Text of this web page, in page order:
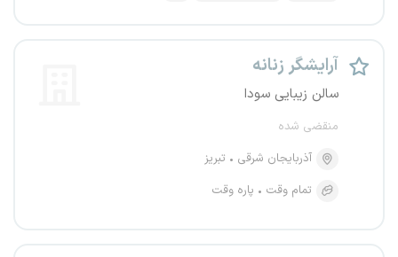
آرایشگر زنانه
سالن زیبایی سودا
منقضی شده
آذربایجان شرقی
تبریز
تمام وقت
پاره وقت